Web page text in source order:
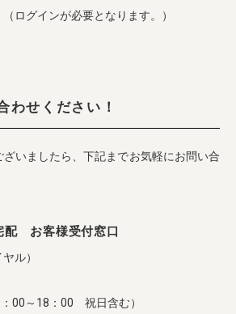
ログインが必要となります。）
わせください！
いましたら、下記までお気軽にお問い合
配 お客様受付窓口
ル）
00～18：00 祝日含む）